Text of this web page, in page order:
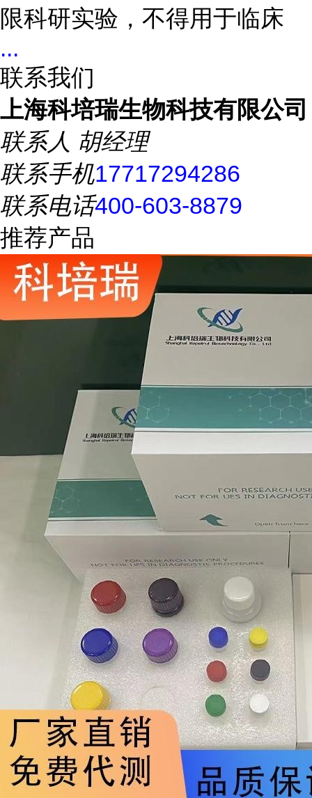
限科研实验，不得用于临床
...
联系我们
上海科培瑞生物科技有限公司
联系人 胡经理
联系手机17717294286
联系电话400-603-8879
推荐产品